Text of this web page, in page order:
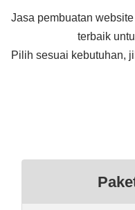
Jasa pembuatan
terbaik
Pilih sesuai kebutuhan,